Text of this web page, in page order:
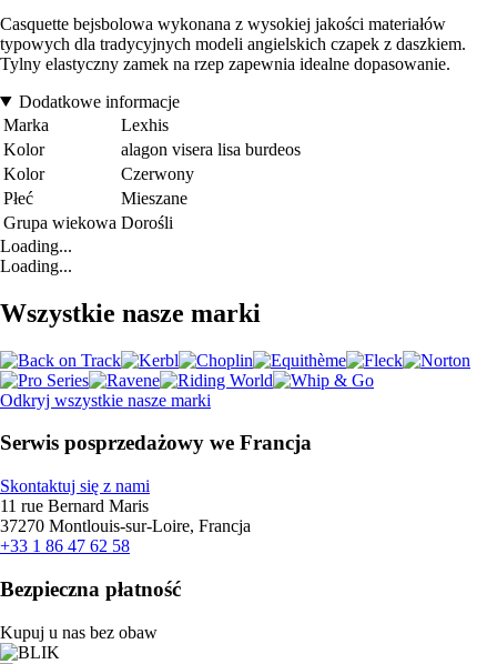
Casquette bejsbolowa wykonana z wysokiej jakości materiałów
typowych dla tradycyjnych modeli angielskich czapek z daszkiem.
Tylny elastyczny zamek na rzep zapewnia idealne dopasowanie.
Dodatkowe informacje
Marka
Lexhis
Kolor
alagon visera lisa burdeos
Kolor
Czerwony
Płeć
Mieszane
Grupa wiekowa Dorośli
Loading...
Loading...
Wszystkie nasze marki
Odkryj wszystkie nasze marki
Serwis posprzedażowy we Francja
Skontaktuj się z nami
11 rue Bernard Maris
37270 Montlouis-sur-Loire, Francja
+33 1 86 47 62 58
Bezpieczna płatność
Kupuj u nas bez obaw